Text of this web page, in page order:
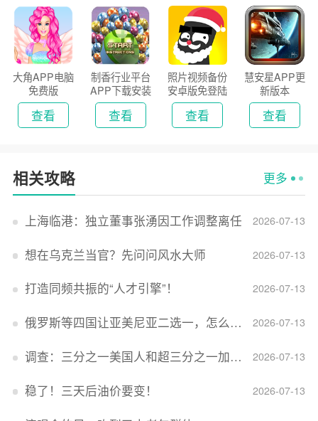
大角APP电脑
免费版
查看
制香行业平台
APP下载安装
2026
查看
照片视频备份
安卓版免登陆
版
查看
慧安星APP更
新版本
查看
相关攻略 更多
2026-07-13
上海临港：独立董事张湧因工作调整离任
2026-07-13
想在乌克兰当官？先问问风水大师
2026-07-13
打造同频共振的“人才引擎”！
2026-07-13
俄罗斯等四国让亚美尼亚二选一，怎么回事？
2026-07-13
调查：三分之一美国人和超三分之一加拿大人感到经济压力
2026-07-13
稳了！三天后油价要变！